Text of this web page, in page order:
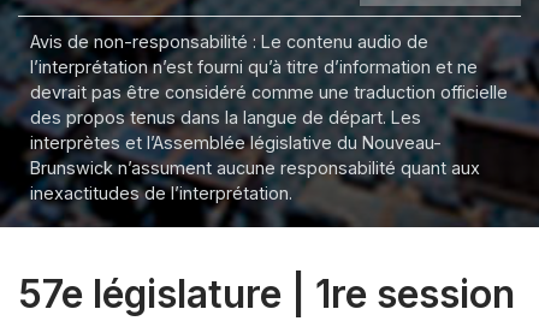
Avis de non-responsabilité : Le contenu audio de
l’interprétation n’est fourni qu’à titre d’information et ne
devrait pas être considéré comme une traduction officielle
des propos tenus dans la langue de départ. Les
interprètes et l’Assemblée législative du Nouveau-
Brunswick n’assument aucune responsabilité quant aux
inexactitudes de l’interprétation.
57e législature | 1re session